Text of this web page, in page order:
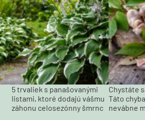
5 trvaliek s panašovanými
listami, ktoré dodajú vášmu
záhonu celosezónny šmrnc
Chystáte
Táto
nevábne